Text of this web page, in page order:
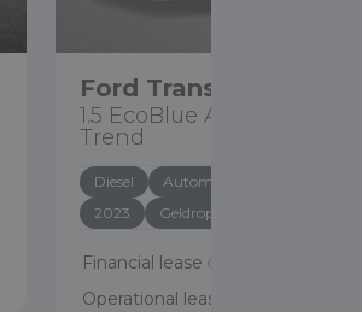
Ford Transit Connect
1.5 EcoBlue Automaat L2
Trend
Diesel Automaat
2023
Geldrop
Financial lease
Operational lease